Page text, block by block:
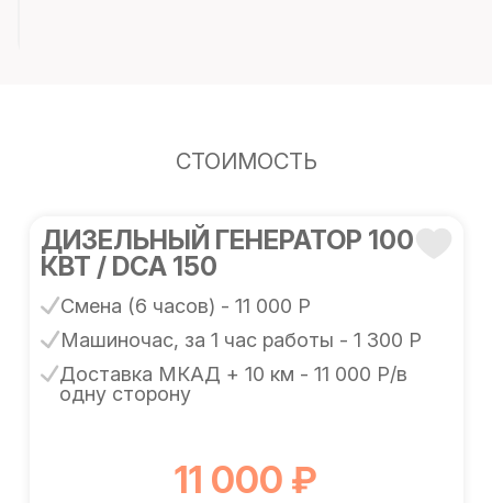
СТОИМОСТЬ
ДИЗЕЛЬНЫЙ ГЕНЕРАТОР 100
КВТ / DCA 150
Смена (6 часов) - 11 000 Р
Машиночас, за 1 час работы - 1 300 Р
Доставка МКАД + 10 км - 11 000 Р/в
одну сторону
11 000 ₽